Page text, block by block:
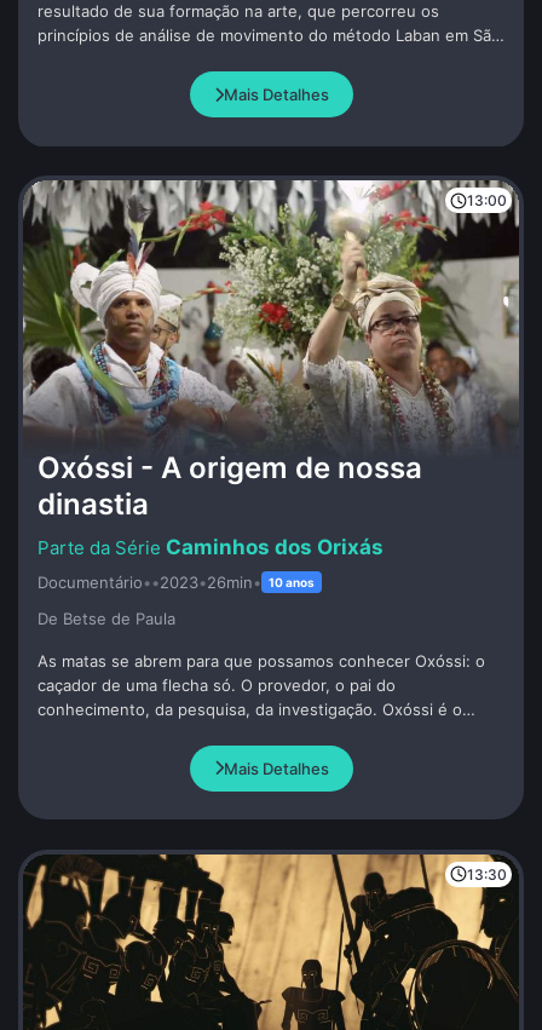
resultado de sua formação na arte, que percorreu os
princípios de análise de movimento do método Laban em São
Mais Detalhes
13:00
Oxóssi - A origem de nossa
dinastia
Caminhos dos Orixás
Documentário••2023•26min• 10 anos
De Betse de Paula
As matas se abrem para que possamos conhecer Oxóssi: o
caçador de uma flecha só. O provedor, o pai do
conhecimento, da pesquisa, da investigação. Oxóssi é o
para casa, alimento esse que provém de uma caçada de
esperança. Oxóssi é o trabalhador brasileiro que sai para
Mais Detalhes
13:30